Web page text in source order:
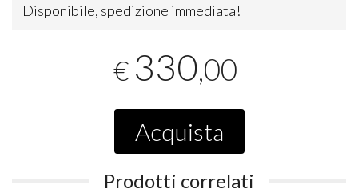
Disponibile, spedizione immediata!
€ 330,00
Acquista
Prodotti correlati